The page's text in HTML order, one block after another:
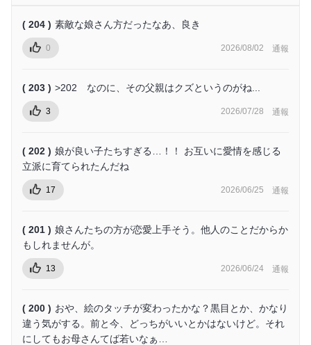
( 204 ) 素敵な娘さん方だったなあ、良き
0 2026/08/02 通報
( 203 ) >202 なのに、その父親はクズというのがね...
3 2026/07/28 通報
( 202 ) 娘が良い子たちすぎる…！！ お互いに愛情を感じる
立派に育てられたんだね
17 2026/06/25 通報
( 201 ) 娘さんたちの方が恋愛上手そう。他人のことだからか
もしれませんが。
13 2026/06/24 通報
( 200 ) おや、絵のタッチが変わったかな？黒目とか、かなり
違う気がする。前と今、どっちがいいとかはないけど。それ
にしてもお母さんてば若いなぁ…